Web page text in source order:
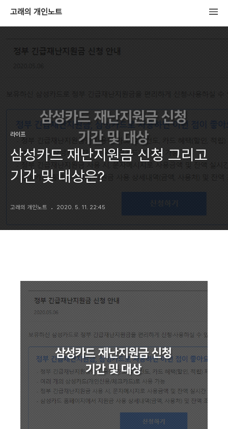
고래의 개인노트
라이프
삼성카드 재난지원금 신청 그리고
기간 및 대상은?
고래의 개인노트 2020. 5. 11. 22:45